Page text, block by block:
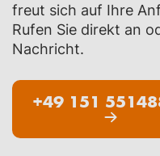
freut sich auf Ihre
Rufen Sie direkt an
Nachricht.
+49 151